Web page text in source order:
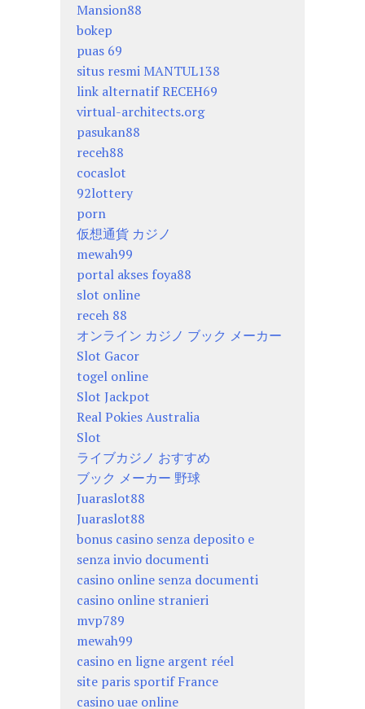
Mansion88
bokep
puas 69
situs resmi MANTUL138
link alternatif RECEH69
virtual-architects.org
pasukan88
receh88
cocaslot
92lottery
porn
仮想通貨 カジノ
mewah99
portal akses foya88
slot online
receh 88
オンライン カジノ ブック メーカー
Slot Gacor
togel online
Slot Jackpot
Real Pokies Australia
Slot
ライブカジノ おすすめ
ブック メーカー 野球
Juaraslot88
Juaraslot88
bonus casino senza deposito e
senza invio documenti
casino online senza documenti
casino online stranieri
mvp789
mewah99
casino en ligne argent réel
site paris sportif France
casino uae online